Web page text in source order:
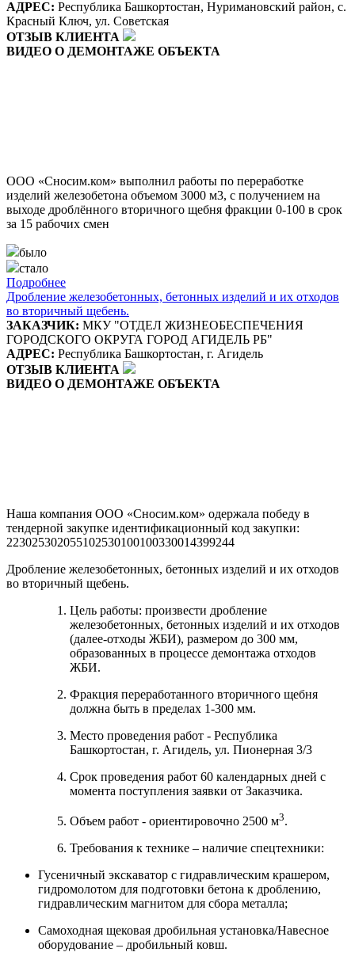
АДРЕС: Республика Башкортостан, Нуримановский район, с.
Красный Ключ, ул. Советская
ОТЗЫВ КЛИЕНТА
ВИДЕО О ДЕМОНТАЖЕ ОБЪЕКТА
ООО «Сносим.ком» выполнил работы по переработке
изделий железобетона объемом 3000 м3, с получением на
выходе дроблённого вторичного щебня фракции 0-100 в срок
за 15 рабочих смен
было
стало
Подробнее
Дробление железобетонных, бетонных изделий и их отходов
во вторичный щебень.
ЗАКАЗЧИК: МКУ "ОТДЕЛ ЖИЗНЕОБЕСПЕЧЕНИЯ
ГОРОДСКОГО ОКРУГА ГОРОД АГИДЕЛЬ РБ"
АДРЕС: Республика Башкортостан, г. Агидель
ОТЗЫВ КЛИЕНТА
ВИДЕО О ДЕМОНТАЖЕ ОБЪЕКТА
Наша компания ООО «Сносим.ком» одержала победу в
тендерной закупке идентификационный код закупки:
223025302055102530100100330014399244
Дробление железобетонных, бетонных изделий и их отходов
во вторичный щебень.
Цель работы: произвести дробление
железобетонных, бетонных изделий и их отходов
(далее-отходы ЖБИ), размером до 300 мм,
образованных в процессе демонтажа отходов
ЖБИ.
Фракция переработанного вторичного щебня
должна быть в пределах 1-300 мм.
Место проведения работ - Республика
Башкортостан, г. Агидель, ул. Пионерная 3/3
Срок проведения работ 60 календарных дней с
момента поступления заявки от Заказчика.
Объем работ - ориентировочно 2500 м3.
Требования к технике – наличие спецтехники:
Гусеничный экскаватор с гидравлическим крашером,
гидромолотом для подготовки бетона к дроблению,
гидравлическим магнитом для сбора металла;
Самоходная щековая дробильная установка/Навесное
оборудование – дробильный ковш.